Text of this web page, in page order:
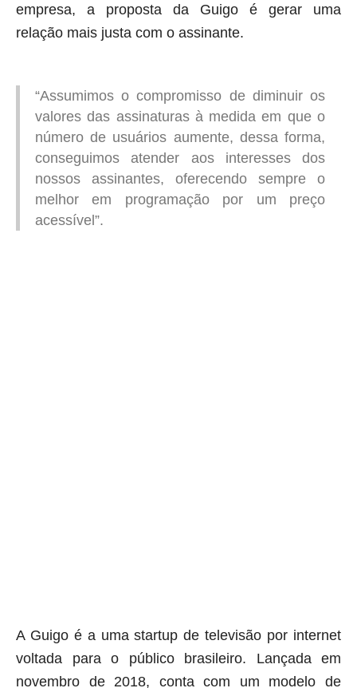
empresa, a proposta da Guigo é gerar uma
relação mais justa com o assinante.
“Assumimos o compromisso de diminuir os
valores das assinaturas à medida em que o
número de usuários aumente, dessa forma,
conseguimos atender aos interesses dos
nossos assinantes, oferecendo sempre o
melhor em programação por um preço
acessível”.
A Guigo é a uma startup de televisão por internet
voltada para o público brasileiro. Lançada em
novembro de 2018, conta com um modelo de